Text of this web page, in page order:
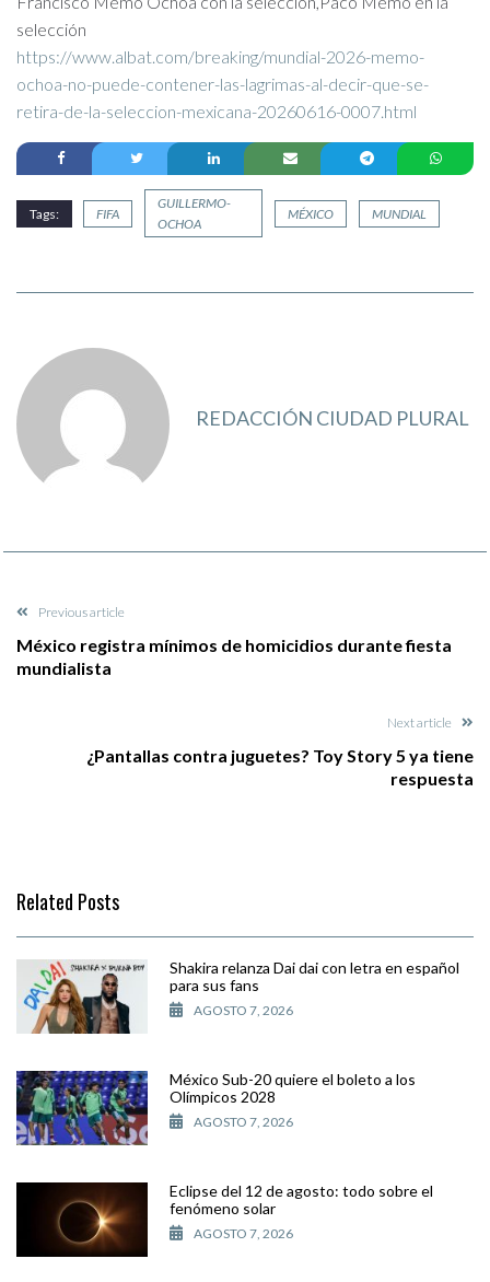
selección
https://www.albat.com/breaking/mundial-2026-memo-
ochoa-no-puede-contener-las-lagrimas-al-decir-que-se-
retira-de-la-seleccion-mexicana-20260616-0007.html
Tags: FIFA
GUILLERMO-
OCHOA
MÉXICO MUNDIAL
REDACCIÓN CIUDAD PLURAL
Previous article
México registra mínimos de homicidios durante fiesta
mundialista
Next article
¿Pantallas contra juguetes? Toy Story 5 ya tiene
respuesta
Related Posts
Shakira relanza Dai dai con letra en español
para sus fans
AGOSTO 7, 2026
México Sub-20 quiere el boleto a los
Olímpicos 2028
AGOSTO 7, 2026
Eclipse del 12 de agosto: todo sobre el
fenómeno solar
AGOSTO 7, 2026